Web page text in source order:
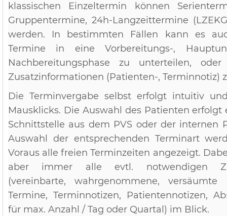
klassischen Einzeltermin können
Gruppentermine, 24h-Langzeittermine
werden. In bestimmten Fällen kann es
Termine in eine Vorbereitungs-,
Nachbereitungsphase zu unterteilen,
Zusatzinformationen (Patienten-, Terminnotiz)
Die Terminvergabe selbst erfolgt intuitiv
Mausklicks. Die Auswahl des Patienten
Schnittstelle aus dem PVS oder der internen
Auswahl der entsprechenden Terminart
Voraus alle freien Terminzeiten angezeigt.
aber immer alle evtl. notwendigen
(vereinbarte, wahrgenommene,
Termine, Terminnotizen, Patientennotizen,
für max. Anzahl / Tag oder Quartal) im Blick.